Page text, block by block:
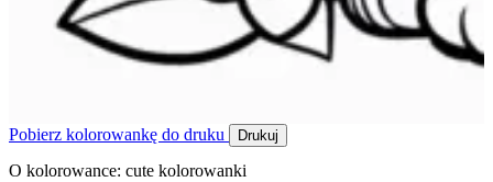
Pobierz kolorowankę do druku Drukuj
O kolorowance: cute kolorowanki